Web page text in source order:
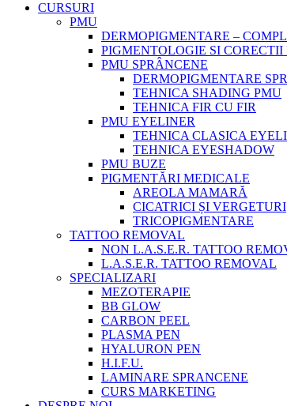
CURSURI
PMU
DERMOPIGMENTARE –
PIGMENTOLOGIE SI CORECTII
PMU SPRÂNCENE
DERMOPIGMENTARE
TEHNICA SHADING PMU
TEHNICA FIR CU FIR
PMU EYELINER
TEHNICA CLASICA
TEHNICA EYESHADOW
PMU BUZE
PIGMENTĂRI MEDICALE
AREOLA MAMARĂ
CICATRICI ȘI VERGETURI
TRICOPIGMENTARE
TATTOO REMOVAL
NON L.A.S.E.R. TATTOO
L.A.S.E.R. TATTOO REMOVAL
SPECIALIZARI
MEZOTERAPIE
BB GLOW
CARBON PEEL
PLASMA PEN
HYALURON PEN
H.I.F.U.
LAMINARE SPRANCENE
CURS MARKETING